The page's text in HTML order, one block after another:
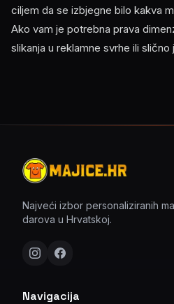
ciljem da se izbjegne bilo kakva
Ako vam je potrebna prava
slikanja u reklamne svrhe ili
Najveći izbor personaliziranih
darova u Hrvatskoj.
Navigacija